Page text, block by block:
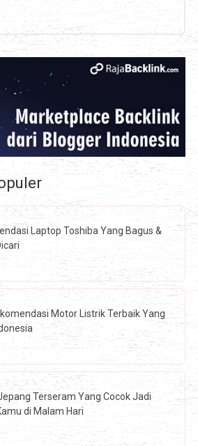
Laptop Toshiba Yang Bagus &
Motor Listrik Terbaik Yang
Terseram Yang Cocok Jadi
di Malam Hari